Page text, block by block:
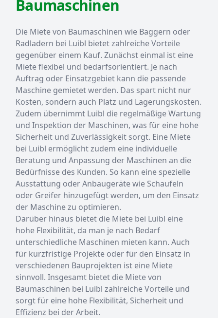
Baumaschinen
Die Miete von Baumaschinen wie Baggern oder
Radladern bei Luibl bietet zahlreiche Vorteile
gegenüber einem Kauf. Zunächst einmal ist eine
Miete flexibel und bedarfsorientiert. Je nach
Auftrag oder Einsatzgebiet kann die passende
Maschine gemietet werden. Das spart nicht nur
Kosten, sondern auch Platz und Lagerungskosten.
Zudem übernimmt Luibl die regelmäßige Wartung
und Inspektion der Maschinen, was für eine hohe
Sicherheit und Zuverlässigkeit sorgt. Eine Miete
bei Luibl ermöglicht zudem eine individuelle
Beratung und Anpassung der Maschinen an die
Bedürfnisse des Kunden. So kann eine spezielle
Ausstattung oder Anbaugeräte wie Schaufeln
oder Greifer hinzugefügt werden, um den Einsatz
der Maschine zu optimieren.
Darüber hinaus bietet die Miete bei Luibl eine
hohe Flexibilität, da man je nach Bedarf
unterschiedliche Maschinen mieten kann. Auch
für kurzfristige Projekte oder für den Einsatz in
verschiedenen Bauprojekten ist eine Miete
sinnvoll. Insgesamt bietet die Miete von
Baumaschinen bei Luibl zahlreiche Vorteile und
sorgt für eine hohe Flexibilität, Sicherheit und
Effizienz bei der Arbeit.